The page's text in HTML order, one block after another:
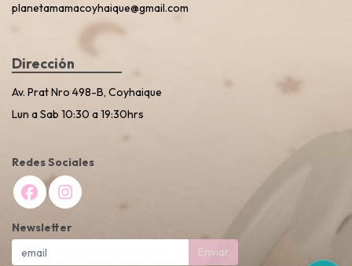
planetamamacoyhaique@gmail.com
Dirección
Av. Prat Nro 498-B, Coyhaique
Lun a Sab 10:30 a 19:30hrs
Redes Sociales
Newsletter
Enviar